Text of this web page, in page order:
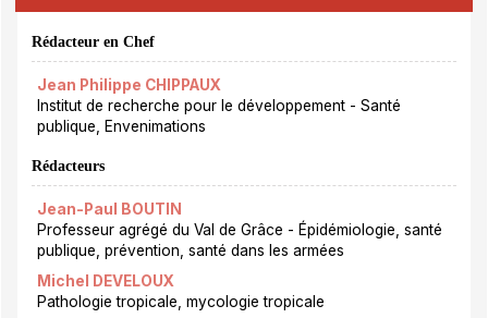
Rédacteur en Chef
Jean Philippe CHIPPAUX
Institut de recherche pour le développement - Santé
publique, Envenimations
Rédacteurs
Jean-Paul BOUTIN
Professeur agrégé du Val de Grâce - Épidémiologie, santé
publique, prévention, santé dans les armées
Michel DEVELOUX
Pathologie tropicale, mycologie tropicale